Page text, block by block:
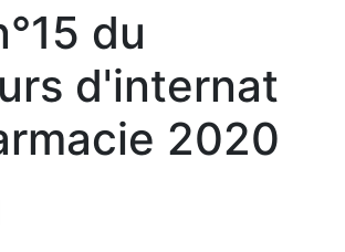
du
d'internat
2020